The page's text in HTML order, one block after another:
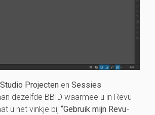
Studio Projecten en Sessies
dezelfde BBID waarmee u in Revu
u het vinkje bij “Gebruik mijn Revu-